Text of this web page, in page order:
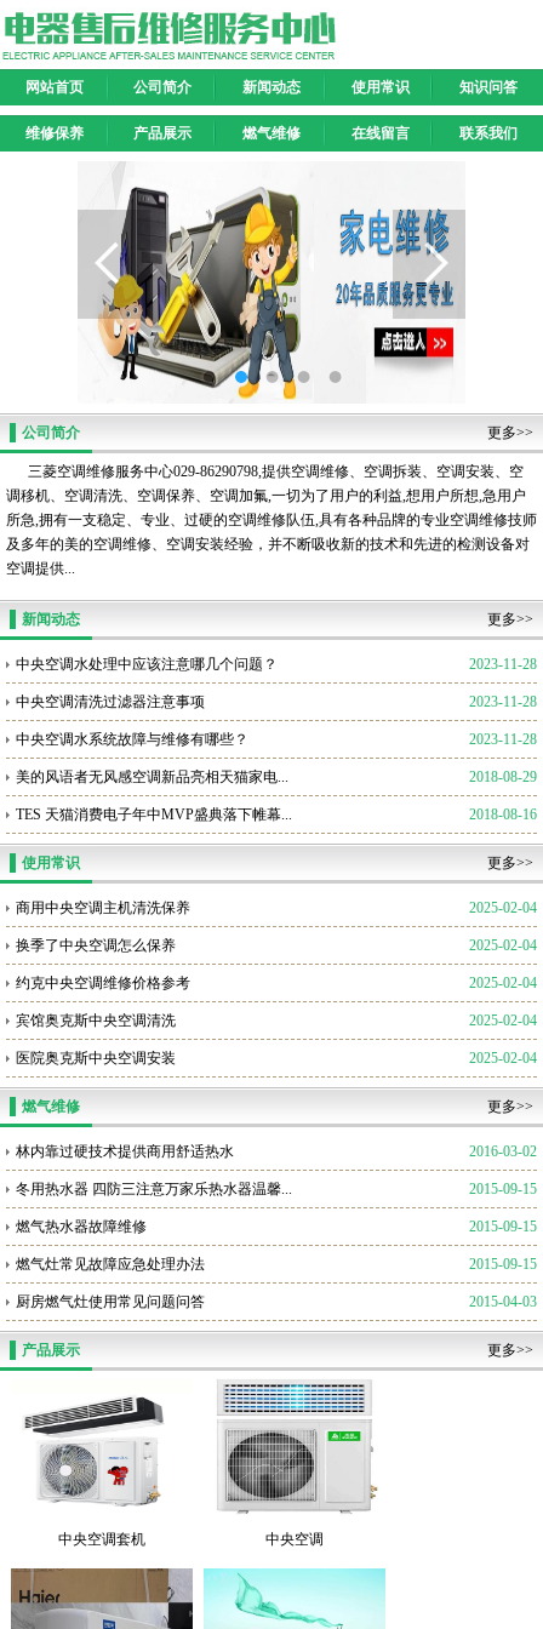
网站首页 公司简介 新闻动态 使用常识 知识问答
维修保养 产品展示 燃气维修 在线留言 联系我们
公司简介 更多>>
三菱空调维修服务中心029-86290798,提供空调维修、空调拆装、空调安装、空
调移机、空调清洗、空调保养、空调加氟,一切为了用户的利益,想用户所想,急用户
所急,拥有一支稳定、专业、过硬的空调维修队伍,具有各种品牌的专业空调维修技师
及多年的美的空调维修、空调安装经验，并不断吸收新的技术和先进的检测设备对
空调提供...
新闻动态 更多>>
2023-11-28
中央空调水处理中应该注意哪几个问题？
2023-11-28
中央空调清洗过滤器注意事项
2023-11-28
中央空调水系统故障与维修有哪些？
2018-08-29
美的风语者无风感空调新品亮相天猫家电...
2018-08-16
TES 天猫消费电子年中MVP盛典落下帷幕...
使用常识 更多>>
2025-02-04
商用中央空调主机清洗保养
2025-02-04
换季了中央空调怎么保养
2025-02-04
约克中央空调维修价格参考
2025-02-04
宾馆奥克斯中央空调清洗
2025-02-04
医院奥克斯中央空调安装
燃气维修 更多>>
2016-03-02
林内靠过硬技术提供商用舒适热水
2015-09-15
冬用热水器 四防三注意万家乐热水器温馨...
2015-09-15
燃气热水器故障维修
2015-09-15
燃气灶常见故障应急处理办法
2015-04-03
厨房燃气灶使用常见问题问答
产品展示 更多>>
中央空调套机 中央空调